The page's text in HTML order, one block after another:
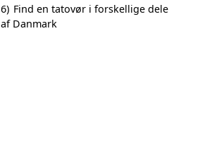
6) Find en tatovør i forskellige dele
af Danmark